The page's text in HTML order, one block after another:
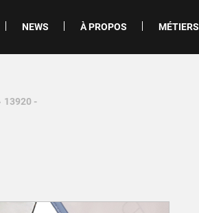
NEWS À PROPOS MÉTIERS
13920 -